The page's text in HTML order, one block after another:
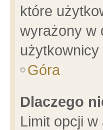
które
wyrażony w
użytkownicy
Góra
Dlaczego
Limit opcji